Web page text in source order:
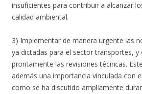
insuficientes para contribuir a alcanzar
calidad ambiental.
3) Implementar de manera urgente las
ya dictadas para el sector transportes, y
prontamente las revisiones técnicas.
además una importancia vinculada con
como se ha discutido ampliamente